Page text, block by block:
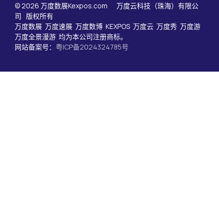
© 2026 万度数展Kexpos.com 万度云科技（珠海）有限公
司 版权所有
万度数展 万度速展 万度数博 KEXPOS 万度云 万度秀 万度游
万度全景漫游 均为本公司注册商标。
网站备案号： 粤ICP备2024324785号